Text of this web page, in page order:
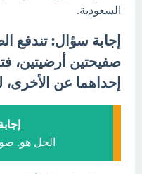
السعودية.
إجابة سؤال: تندفع
صفيحتين أرضيتين،
إحداهما عن
الحل هو: